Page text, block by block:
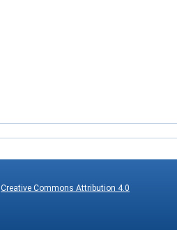
Creative Commons Attribution 4.0